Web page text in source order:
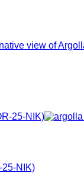
25-NIK)